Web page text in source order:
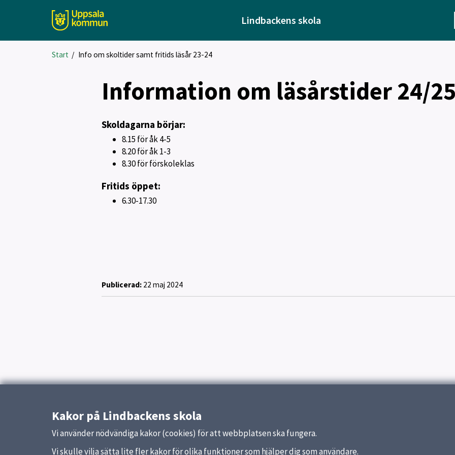
Lindbackens skola
Start / Info om skoltider samt fritids läsår 23-24
Information om läsårstider 24/25
Skoldagarna börjar:
8.15 för åk 4-5
8.20 för åk 1-3
8.30 för förskoleklas
Fritids öppet:
6.30-17.30
Publicerad:22 maj 2024
Kakor på Lindbackens skola
Vi använder nödvändiga kakor (cookies) för att webbplatsen ska fungera.
Vi skulle vilja sätta lite fler kakor för olika funktioner som hjälper dig som användare.